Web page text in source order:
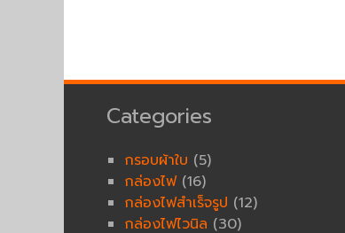
Categories
กรอบผ้าใบ (5)
กล่องไฟ(16)
กล่องไฟสำเร็จรูป (12)
กล่องไฟไวนิล (30)